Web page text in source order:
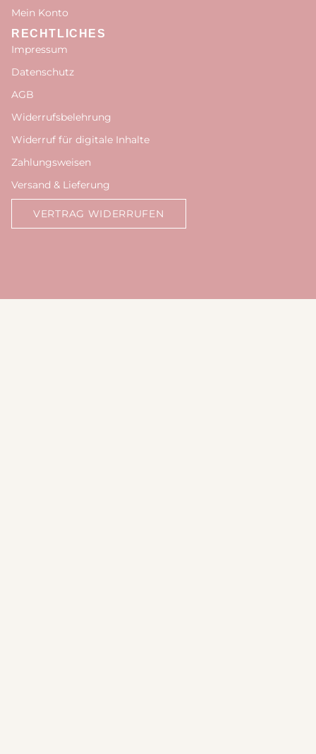
Mein Konto
RECHTLICHES
Impressum
Datenschutz
AGB
Widerrufsbelehrung
Widerruf für digitale Inhalte
Zahlungsweisen
Versand & Lieferung
VERTRAG WIDERRUFEN